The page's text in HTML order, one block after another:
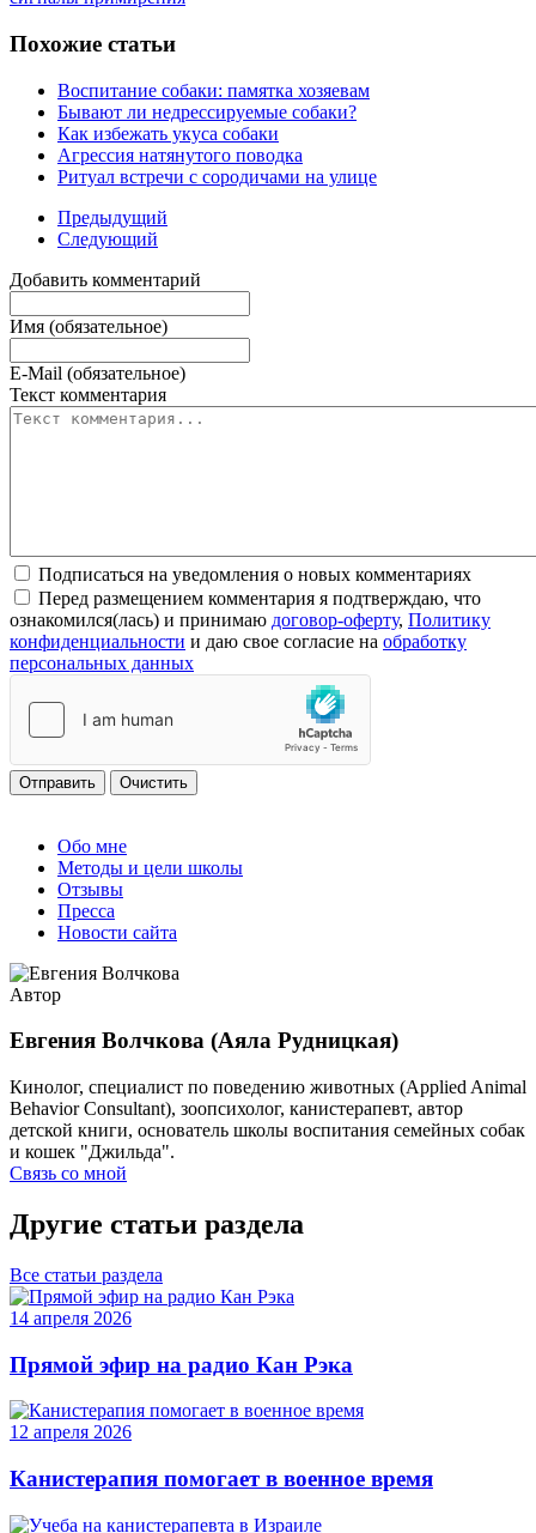
Похожие статьи
Воспитание собаки: памятка хозяевам
Бывают ли недрессируемые собаки?
Как избежать укуса собаки
Агрессия натянутого поводка
Ритуал встречи с сородичами на улице
Предыдущий
Следующий
Добавить комментарий
Имя (обязательное)
E-Mail (обязательное)
Текст комментария
Подписаться на уведомления о новых комментариях
Перед размещением комментария я подтверждаю, что
ознакомился(лась) и принимаю договор-оферту, Политику
конфиденциальности и даю свое согласие на обработку
персональных данных
Отправить Очистить
Обо мне
Методы и цели школы
Отзывы
Пресса
Новости сайта
Автор
Евгения Волчкова (Аяла Рудницкая)
Кинолог, специалист по поведению животных (Applied Animal
Behavior Consultant), зоопсихолог, канистерапевт, автор
детской книги, основатель школы воспитания семейных собак
и кошек "Джильда".
Связь со мной
Другие статьи раздела
Все статьи раздела
14 апреля 2026
Прямой эфир на радио Кан Рэка
12 апреля 2026
Канистерапия помогает в военное время